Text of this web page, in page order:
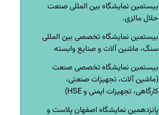
بیستمین نمایشگاه بین المللی صنعت
حلال مالزی.
بیستمین نمایشگاه تخصصی بین المللی
سنگ، ماشین آلات و صنایع وابسته
بیستمین نمایشگاه تخصصی صنعت
(ماشین آلات، تجهیزات صنعتی،
کارگاهی، تجهیزات ایمنی و HSE)
پانزدهمین نمایشگاه اصفهان پلاست و